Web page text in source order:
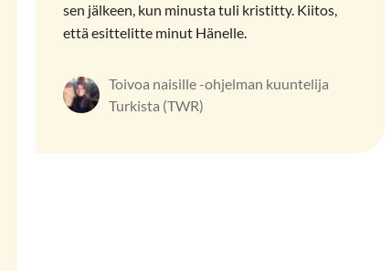
sen jälkeen, kun minusta tuli kristitty. Kiitos,
että esittelitte minut Hänelle.
Toivoa naisille -ohjelman kuuntelija
Turkista (TWR)